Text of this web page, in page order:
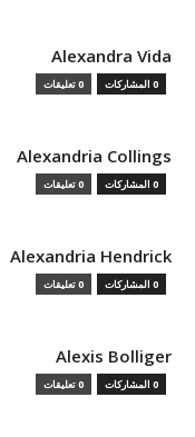
Alexandra Vida
0 المشاركات 0 تعليقات
Alexandria Collings
0 المشاركات 0 تعليقات
Alexandria Hendrick
0 المشاركات 0 تعليقات
Alexis Bolliger
0 المشاركات 0 تعليقات